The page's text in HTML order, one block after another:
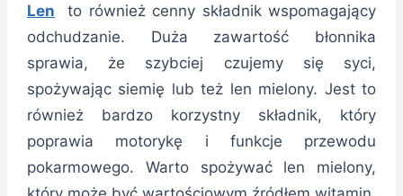
Len
to również cenny składnik wspomagający
odchudzanie. Duża zawartość błonnika
sprawia, że szybciej czujemy się syci,
spożywając siemię lub też len mielony. Jest to
również bardzo korzystny składnik, który
poprawia motorykę i funkcje przewodu
pokarmowego. Warto spożywać len mielony,